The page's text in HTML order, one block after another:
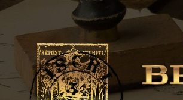
Zum
springen